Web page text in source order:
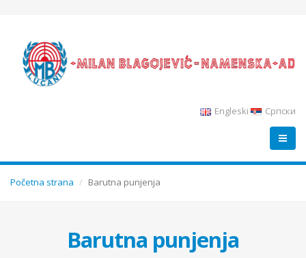
Engleski Српски
Početna strana Barutna punjenja
Barutna punjenja